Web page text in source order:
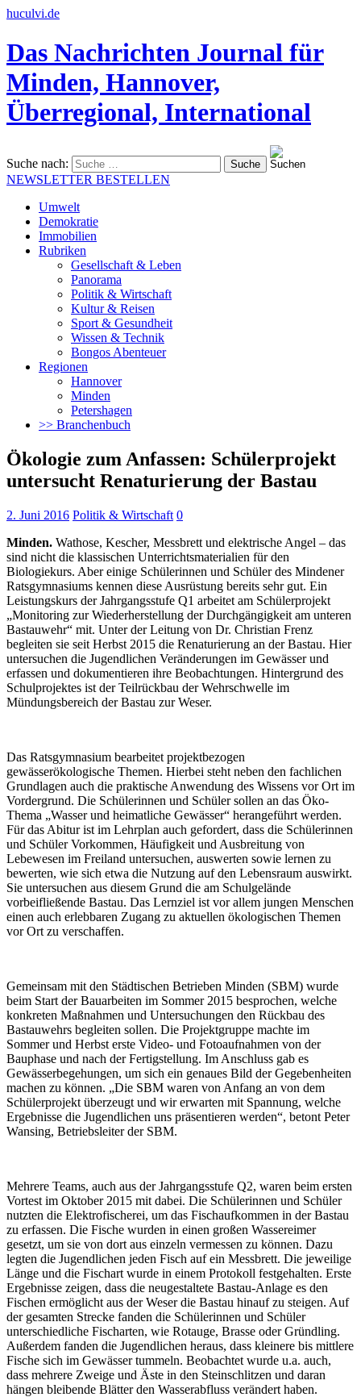
huculvi.de
Das Nachrichten Journal für
Minden, Hannover,
Überregional, International
Suche nach:
NEWSLETTER BESTELLEN
Umwelt
Demokratie
Immobilien
Rubriken
Gesellschaft & Leben
Panorama
Politik & Wirtschaft
Kultur & Reisen
Sport & Gesundheit
Wissen & Technik
Bongos Abenteuer
Regionen
Hannover
Minden
Petershagen
>> Branchenbuch
Ökologie zum Anfassen: Schülerprojekt
untersucht Renaturierung der Bastau
2. Juni 2016 Politik & Wirtschaft 0
Minden. Wathose, Kescher, Messbrett und elektrische Angel – das
sind nicht die klassischen Unterrichtsmaterialien für den
Biologiekurs. Aber einige Schülerinnen und Schüler des Mindener
Ratsgymnasiums kennen diese Ausrüstung bereits sehr gut. Ein
Leistungskurs der Jahrgangsstufe Q1 arbeitet am Schülerprojekt
„Monitoring zur Wiederherstellung der Durchgängigkeit am unteren
Bastauwehr“ mit. Unter der Leitung von Dr. Christian Frenz
begleiten sie seit Herbst 2015 die Renaturierung an der Bastau. Hier
untersuchen die Jugendlichen Veränderungen im Gewässer und
erfassen und dokumentieren ihre Beobachtungen. Hintergrund des
Schulprojektes ist der Teilrückbau der Wehrschwelle im
Mündungsbereich der Bastau zur Weser.
Das Ratsgymnasium bearbeitet projektbezogen
gewässerökologische Themen. Hierbei steht neben den fachlichen
Grundlagen auch die praktische Anwendung des Wissens vor Ort im
Vordergrund. Die Schülerinnen und Schüler sollen an das Öko-
Thema „Wasser und heimatliche Gewässer“ herangeführt werden.
Für das Abitur ist im Lehrplan auch gefordert, dass die Schülerinnen
und Schüler Vorkommen, Häufigkeit und Ausbreitung von
Lebewesen im Freiland untersuchen, auswerten sowie lernen zu
bewerten, wie sich etwa die Nutzung auf den Lebensraum auswirkt.
Sie untersuchen aus diesem Grund die am Schulgelände
vorbeifließende Bastau. Das Lernziel ist vor allem jungen Menschen
einen auch erlebbaren Zugang zu aktuellen ökologischen Themen
vor Ort zu verschaffen.
Gemeinsam mit den Städtischen Betrieben Minden (SBM) wurde
beim Start der Bauarbeiten im Sommer 2015 besprochen, welche
konkreten Maßnahmen und Untersuchungen den Rückbau des
Bastauwehrs begleiten sollen. Die Projektgruppe machte im
Sommer und Herbst erste Video- und Fotoaufnahmen von der
Bauphase und nach der Fertigstellung. Im Anschluss gab es
Gewässerbegehungen, um sich ein genaues Bild der Gegebenheiten
machen zu können. „Die SBM waren von Anfang an von dem
Schülerprojekt überzeugt und wir erwarten mit Spannung, welche
Ergebnisse die Jugendlichen uns präsentieren werden“, betont Peter
Wansing, Betriebsleiter der SBM.
Mehrere Teams, auch aus der Jahrgangsstufe Q2, waren beim ersten
Vortest im Oktober 2015 mit dabei. Die Schülerinnen und Schüler
nutzten die Elektrofischerei, um das Fischaufkommen in der Bastau
zu erfassen. Die Fische wurden in einen großen Wassereimer
gesetzt, um sie von dort aus einzeln vermessen zu können. Dazu
legten die Jugendlichen jeden Fisch auf ein Messbrett. Die jeweilige
Länge und die Fischart wurde in einem Protokoll festgehalten. Erste
Ergebnisse zeigen, dass die neugestaltete Bastau-Anlage es den
Fischen ermöglicht aus der Weser die Bastau hinauf zu steigen. Auf
der gesamten Strecke fanden die Schülerinnen und Schüler
unterschiedliche Fischarten, wie Rotauge, Brasse oder Gründling.
Außerdem fanden die Jugendlichen heraus, dass kleinere bis mittlere
Fische sich im Gewässer tummeln. Beobachtet wurde u.a. auch,
dass mehrere Zweige und Äste in den Steinschlitzen und daran
hängen bleibende Blätter den Wasserabfluss verändert haben.